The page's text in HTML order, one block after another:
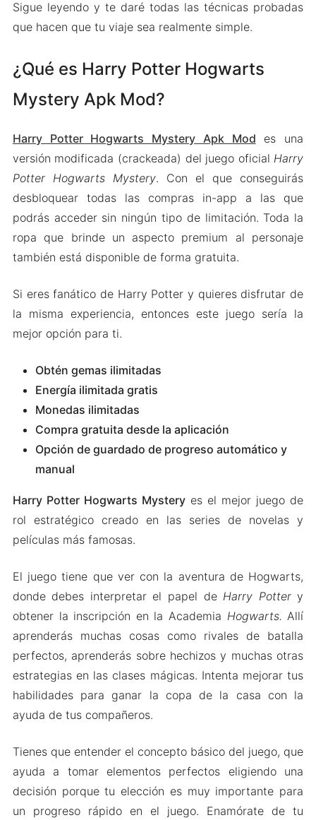
Sigue leyendo y te daré todas las técnicas probadas
que hacen que tu viaje sea realmente simple.
¿Qué es Harry Potter Hogwarts
Mystery Apk Mod?
Harry Potter Hogwarts Mystery Apk Mod es una
versión modificada (crackeada) del juego oficial Harry
Potter Hogwarts Mystery. Con el que conseguirás
desbloquear todas las compras in-app a las que
podrás acceder sin ningún tipo de limitación. Toda la
ropa que brinde un aspecto premium al personaje
también está disponible de forma gratuita.
Si eres fanático de Harry Potter y quieres disfrutar de
la misma experiencia, entonces este juego sería la
mejor opción para ti.
Obtén gemas ilimitadas
Energía ilimitada gratis
Monedas ilimitadas
Compra gratuita desde la aplicación
Opción de guardado de progreso automático y
manual
Harry Potter Hogwarts Mysteryes el mejor juego de
rol estratégico creado en las series de novelas y
películas más famosas.
El juego tiene que ver con la aventura de Hogwarts,
donde debes interpretar el papel de Harry Pottery
obtener la inscripción en la Academia Hogwarts. Allí
aprenderás muchas cosas como rivales de batalla
perfectos, aprenderás sobre hechizos y muchas otras
estrategias en las clases mágicas. Intenta mejorar tus
habilidades para ganar la copa de la casa con la
ayuda de tus compañeros.
Tienes que entender el concepto básico del juego, que
ayuda a tomar elementos perfectos eligiendo una
decisión porque tu elección es muy importante para
un progreso rápido en el juego. Enamórate de tu